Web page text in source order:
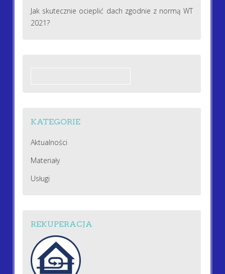
Jak skutecznie ocieplić dach zgodnie z normą WT
2021?
KATEGORIE
Aktualności
Materiały
Usługi
REKUPERACJA